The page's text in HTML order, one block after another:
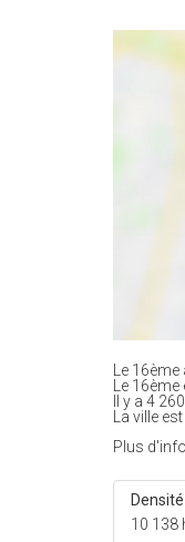
Le
Le
Il y a 4
La ville
Plus
10 138